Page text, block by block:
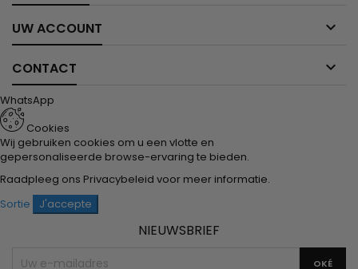
UW ACCOUNT 
CONTACT 
WhatsApp
Cookies
Wij gebruiken cookies om u een vlotte en
gepersonaliseerde browse-ervaring te bieden.
Raadpleeg ons Privacybeleid voor meer informatie.
Sortie
J'accepte
NIEUWSBRIEF